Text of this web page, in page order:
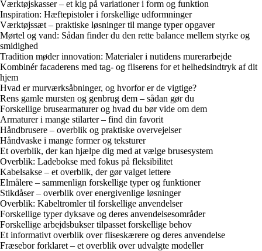
Værktøjskasser – et kig på variationer i form og funktion
Inspiration: Hæftepistoler i forskellige udformninger
Værktøjssæt – praktiske løsninger til mange typer opgaver
Mørtel og vand: Sådan finder du den rette balance mellem styrke og
smidighed
Tradition møder innovation: Materialer i nutidens murerarbejde
Kombinér facaderens med tag- og fliserens for et helhedsindtryk af dit
hjem
Hvad er murværksåbninger, og hvorfor er de vigtige?
Rens gamle mursten og genbrug dem – sådan gør du
Forskellige brusearmaturer og hvad du bør vide om dem
Armaturer i mange stilarter – find din favorit
Håndbrusere – overblik og praktiske overvejelser
Håndvaske i mange former og teksturer
Et overblik, der kan hjælpe dig med at vælge brusesystem
Overblik: Ladebokse med fokus på fleksibilitet
Kabelsakse – et overblik, der gør valget lettere
Elmålere – sammenlign forskellige typer og funktioner
Stikdåser – overblik over energivenlige løsninger
Overblik: Kabeltromler til forskellige anvendelser
Forskellige typer dyksave og deres anvendelsesområder
Forskellige arbejdsbukser tilpasset forskellige behov
Et informativt overblik over fliseskærere og deres anvendelse
Fræsebor forklaret – et overblik over udvalgte modeller